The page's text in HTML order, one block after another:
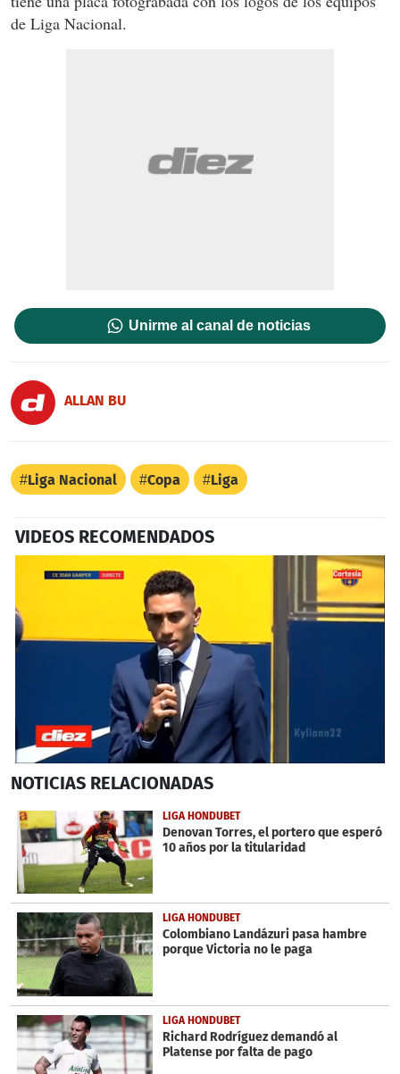
de Liga Nacional.
Unirme al canal de noticias
ALLAN BU
Liga Nacional Copa Liga
VIDEOS RECOMENDADOS
seconds
4
minutes,
1
second
NOTICIAS RELACIONADAS
LIGA HONDUBET
Denovan Torres, el portero que esperó
10 años por la titularidad
LIGA HONDUBET
Colombiano Landázuri pasa hambre
porque Victoria no le paga
LIGA HONDUBET
Richard Rodríguez demandó al
Platense por falta de pago